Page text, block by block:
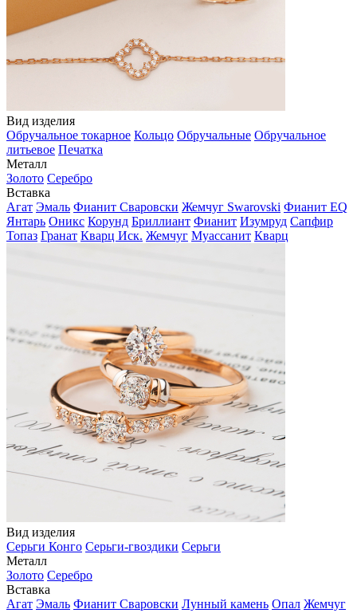
Вид изделия
Обручальное токарное Кольцо Обручальные Обручальное
литьевое Печатка
Металл
Золото Серебро
Вставка
Агат Эмаль Фианит Сваровски Жемчуг Swarovski Фианит EQ
Янтарь Оникс Корунд Бриллиант Фианит Изумруд Сапфир
Топаз Гранат Кварц Иск. Жемчуг Муассанит Кварц
Вид изделия
Серьги Конго Серьги-гвоздики Серьги
Металл
Золото Серебро
Вставка
Агат Эмаль Фианит Сваровски Лунный камень Опал Жемчуг